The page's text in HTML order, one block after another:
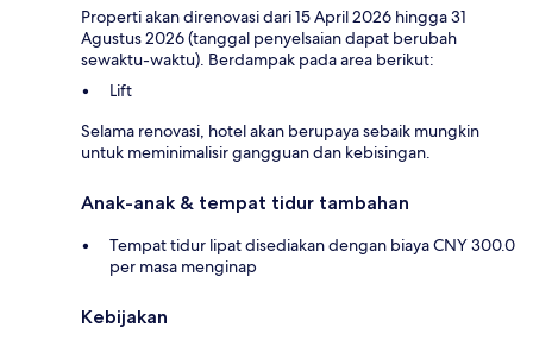
Properti akan direnovasi dari 15 April 2026 hingga 31
Agustus 2026 (tanggal penyelsaian dapat berubah
sewaktu-waktu). Berdampak pada area berikut:
Lift
Selama renovasi, hotel akan berupaya sebaik mungkin
untuk meminimalisir gangguan dan kebisingan.
Anak-anak & tempat tidur tambahan
Tempat tidur lipat disediakan dengan biaya CNY 300.0
per masa menginap
Kebijakan